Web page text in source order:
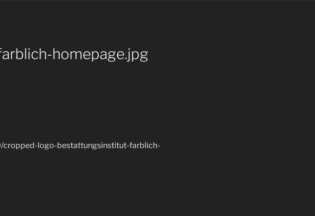
homepage.jpg
cropped-logo-bestattungsinstitut-farblich-